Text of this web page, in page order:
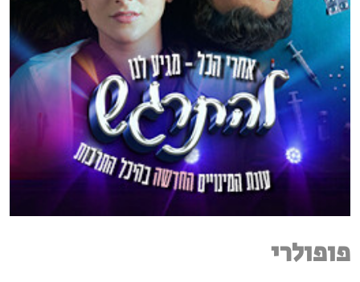
פופולרי